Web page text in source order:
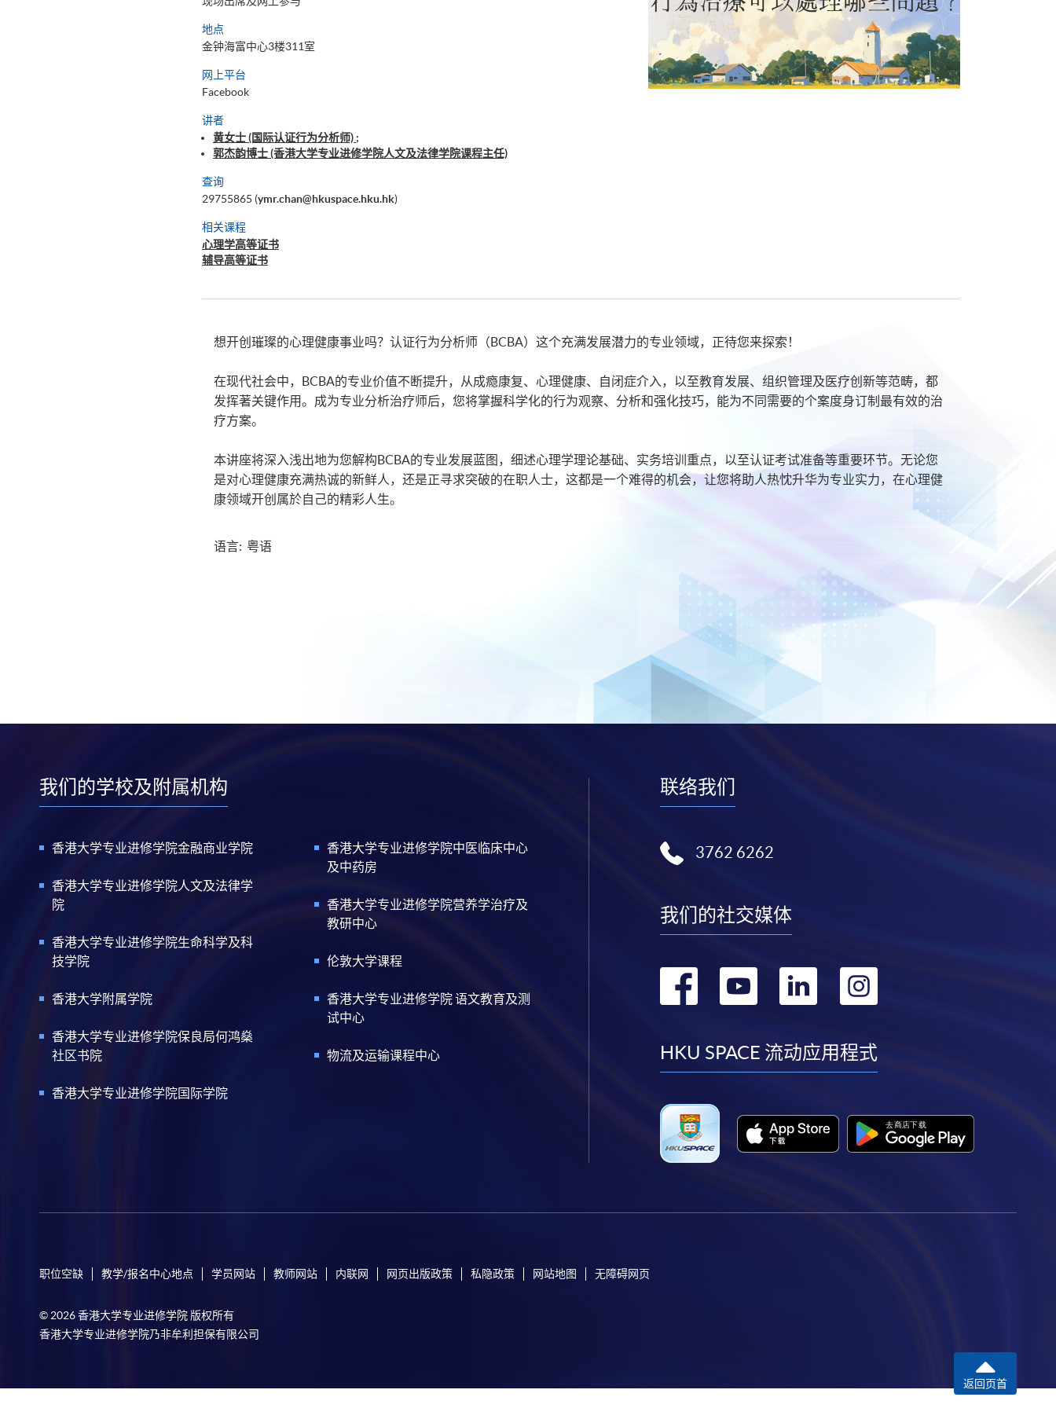
地点
金钟海富中心3楼311室
网上平台
Facebook
讲者
黄女士 (国际认证行为分析师) ;
郭杰韵博士 (香港大学专业进修学院人文及法律学院课程主任)
查询
29755865 (ymr.chan@hkuspace.hku.hk)
相关课程
心理学高等证书
辅导高等证书
想开创璀璨的心理健康事业吗？认证行为分析师（BCBA）这个充满发展潜力的专业领域，正待您来探索！
在现代社会中，BCBA的专业价值不断提升，从成瘾康复、心理健康、自闭症介入，以至教育发展、组织管理及医疗创新等范畴，都
发挥著关键作用。成为专业分析治疗师后，您将掌握科学化的行为观察、分析和强化技巧，能为不同需要的个案度身订制最有效的治
疗方案。
本讲座将深入浅出地为您解构BCBA的专业发展蓝图，细述心理学理论基础、实务培训重点，以至认证考试准备等重要环节。无论您
是对心理健康充满热诚的新鲜人，还是正寻求突破的在职人士，这都是一个难得的机会，让您将助人热忱升华为专业实力，在心理健
康领域开创属於自己的精彩人生。
语言: 粤语
我们的学校及附属机构
香港大学专业进修学院金融商业学院
香港大学专业进修学院人文及法律学
院
香港大学专业进修学院生命科学及科
技学院
香港大学附属学院
香港大学专业进修学院保良局何鸿燊
社区书院
香港大学专业进修学院国际学院
香港大学专业进修学院中医临床中心
及中药房
香港大学专业进修学院营养学治疗及
教研中心
伦敦大学课程
香港大学专业进修学院 语文教育及测
试中心
物流及运输课程中心
联络我们
3762 6262
我们的社交媒体
转
facebook
转
youtube
转
linkedininstagram
HKU SPACE 流动应用程式
职位空缺 教学/报名中心地点 学员网站 教师网站 内联网 网页出版政策 私隐政策 网站地图 无障碍网页
© 2026 香港大学专业进修学院 版权所有
香港大学专业进修学院乃非牟利担保有限公司
返回页首